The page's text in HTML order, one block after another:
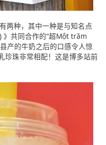
两种，其中一种是与知名点
共同合作的“超Một trăm
产的牛奶之后的口感令人惊
珍珠非常相配！这是博多站前